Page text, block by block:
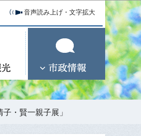
音声読み上げ・文字拡大
・賢一親子展」